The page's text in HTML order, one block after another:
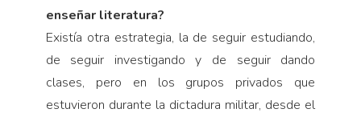
enseñar literatura?
Existía otra estrategia, la de seguir estudiando,
de seguir investigando y de seguir dando
clases, pero en los grupos privados que
estuvieron durante la dictadura militar, desde el